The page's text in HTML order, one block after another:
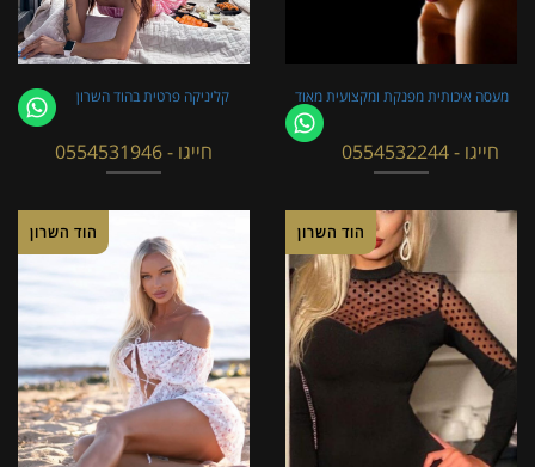
קליניקה פרטית בהוד השרון
חייגו - 0554531946
מעסה איכותית מפנקת ומקצועית מאוד
חייגו - 0554532244
הוד השרון הוד השרון